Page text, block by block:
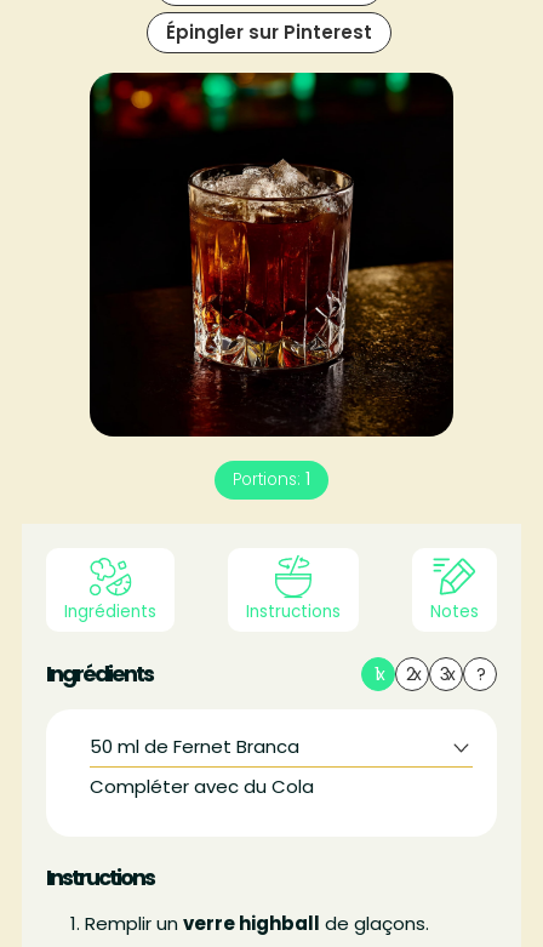
Épingler sur Pinterest
Portions: 1
Ingrédients Instructions Notes
Ingrédients 1x 2x 3x ?
50 mlde Fernet Branca
Compléter avec du Cola
Instructions
Remplir un verre highball de glaçons.